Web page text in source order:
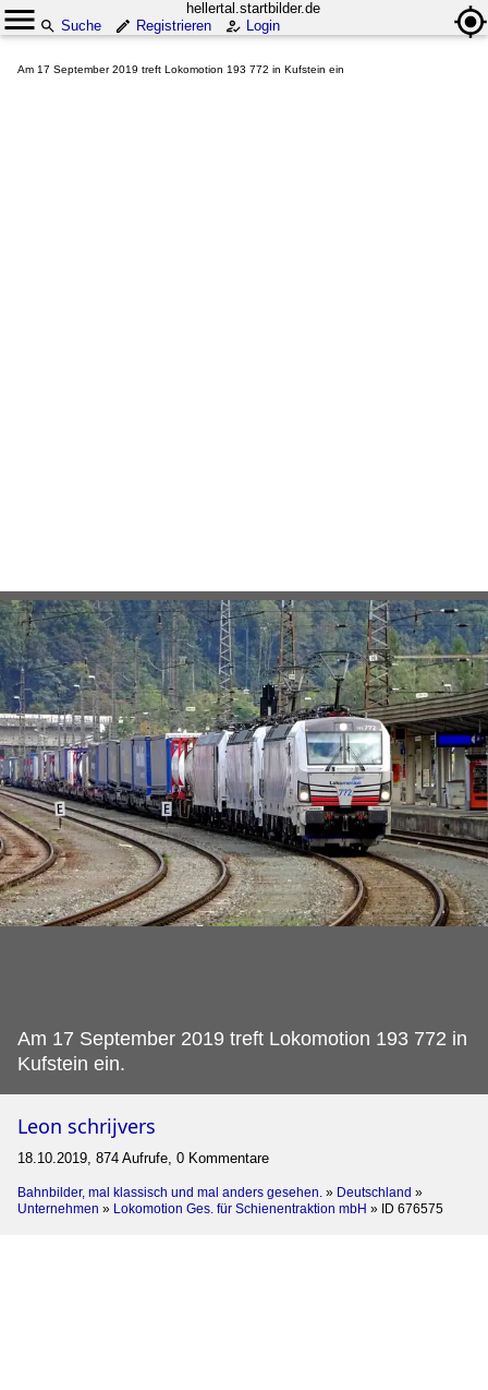
hellertal.startbilder.de
Suche
Registrieren Login
Am 17 September 2019 treft Lokomotion 193 772 in Kufstein ein
Am 17 September 2019 treft Lokomotion 193 772 in
Kufstein ein.
Leon schrijvers
18.10.2019, 874 Aufrufe, 0 Kommentare
Bahnbilder, mal klassisch und mal anders gesehen. » Deutschland »
Unternehmen » Lokomotion Ges. für Schienentraktion mbH » ID 676575